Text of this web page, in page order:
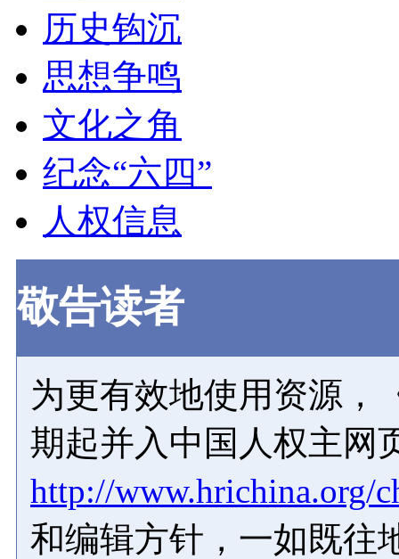
历史钩沉
思想争鸣
文化之角
纪念“六四”
人权信息
敬告读者
为更有效地使用资源，
期起并入中国人权主网
http://www.hrichina.org/
和编辑方针，一如既往